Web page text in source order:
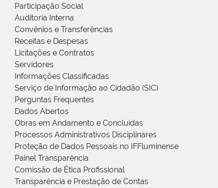
Participação Social
Auditoria Interna
Convênios e Transferências
Receitas e Despesas
Licitações e Contratos
Servidores
Informações Classificadas
Serviço de Informação ao Cidadão (SIC)
Perguntas Frequentes
Dados Abertos
Obras em Andamento e Concluídas
Processos Administrativos Disciplinares
Proteção de Dados Pessoais no IFFluminense
Painel Transparência
Comissão de Ética Profissional
Transparência e Prestação de Contas